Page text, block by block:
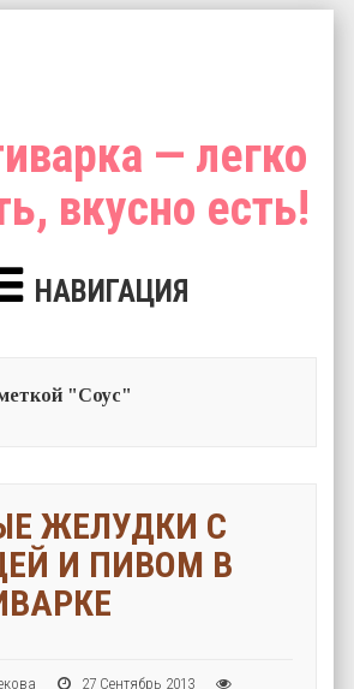
НАВИГАЦИЯ
"Соус"
ЖЕЛУДКИ С
И ПИВОМ В
27 Сентябрь 2013